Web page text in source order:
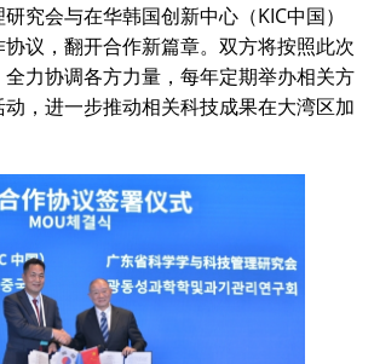
究会与在华韩国创新中心（KIC中国）
议，翻开合作新篇章。双方将按照此次
力协调各方力量，每年定期举办相关方
，进一步推动相关科技成果在大湾区加